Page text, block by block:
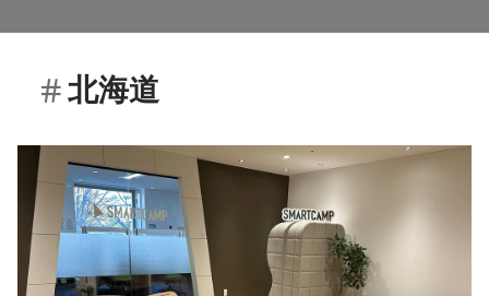
北海道